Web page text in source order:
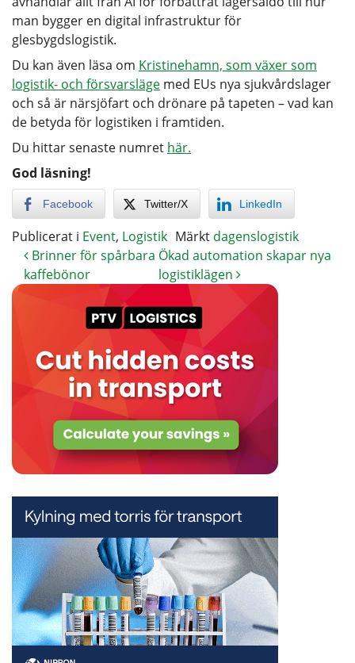
man bygger en digital infrastruktur för
glesbygdslogistik.
Du kan även läsa om Kristinehamn, som växer som
logistik- och försvarsläge med EUs nya sjukvårdslager
och så är närsjöfart och drönare på tapeten – vad kan
de betyda för logistiken i framtiden.
Du hittar senaste numret här.
God läsning!
Facebook Twitter/X LinkedIn
Publicerat i Event, Logistik Märkt dagenslogistik
Brinner för spårbara
kaffebönor
Ökad automation skapar nya
logistiklägen